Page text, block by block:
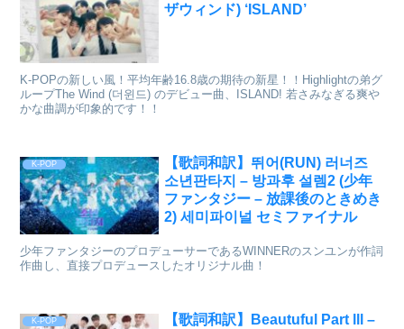
ザウィンド) ‘ISLAND’
K-POPの新しい風！平均年齢16.8歳の期待の新星！！Highlightの弟グ
ループThe Wind (더윈드) のデビュー曲、ISLAND! 若さみなぎる爽や
かな曲調が印象的です！！
K-POP
【歌詞和訳】뛰어(RUN) 러너즈
소년판타지 – 방과후 설렘2 (少年
ファンタジー – 放課後のときめき
2) 세미파이널 セミファイナル
少年ファンタジーのプロデューサーであるWINNERのスンユンが作詞
作曲し、直接プロデュースしたオリジナル曲！
K-POP
【歌詞和訳】Beautuful Part lll –